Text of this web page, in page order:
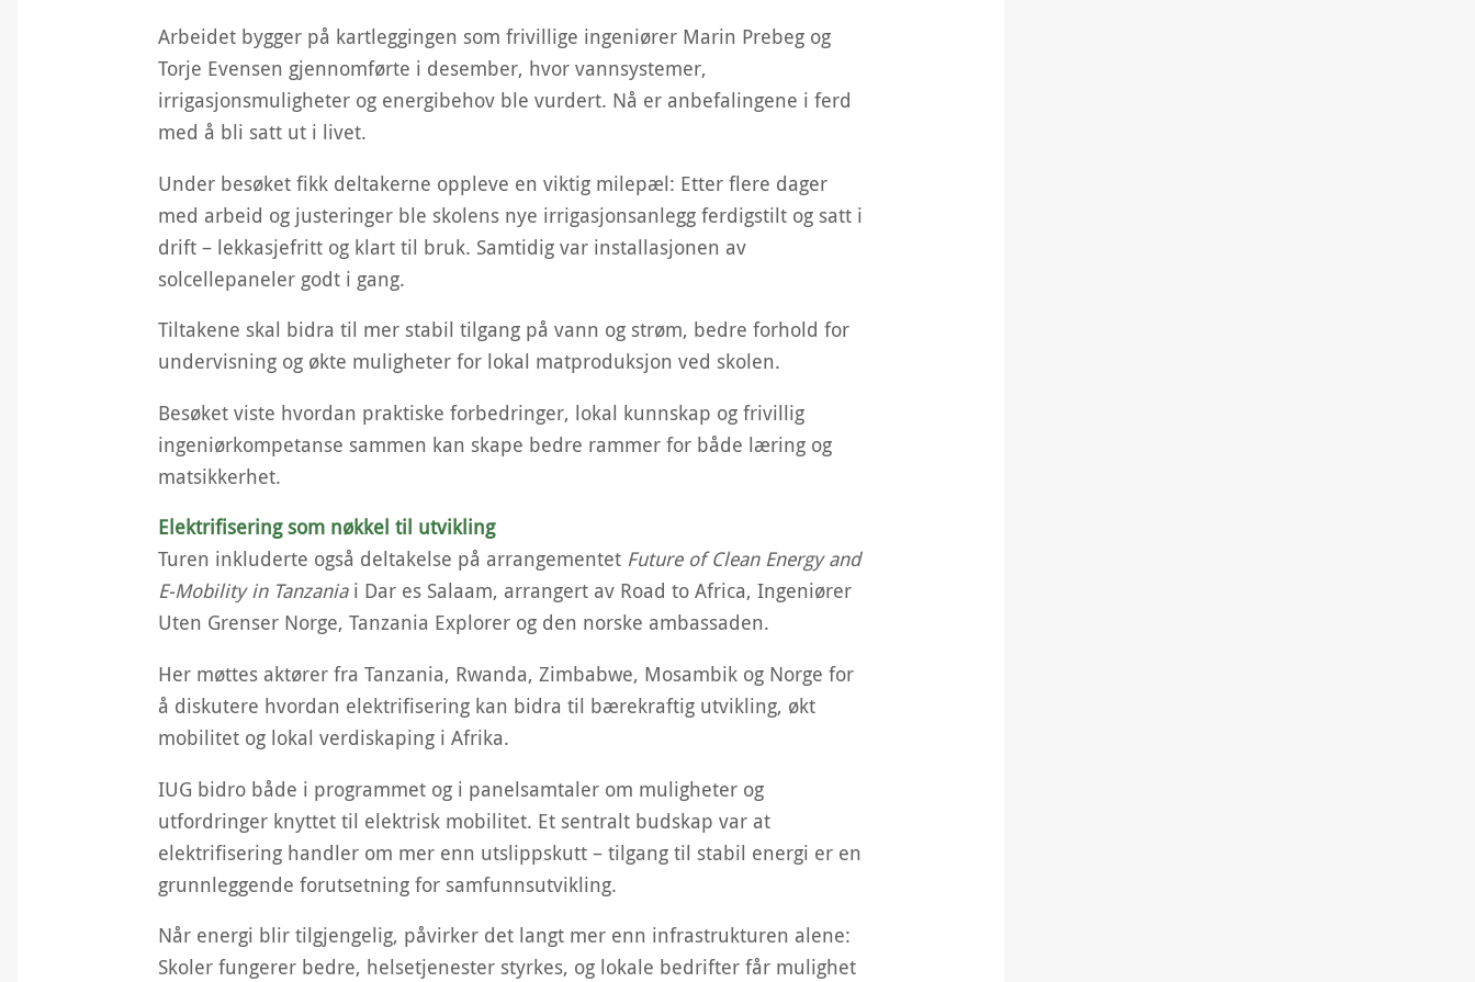
Arbeidet bygger på kartleggingen som frivillige ingeniører Marin Prebeg og
Torje Evensen gjennomførte i desember, hvor vannsystemer,
irrigasjonsmuligheter og energibehov ble vurdert. Nå er anbefalingene i ferd
med å bli satt ut i livet.
Under besøket fikk deltakerne oppleve en viktig milepæl: Etter flere dager
med arbeid og justeringer ble skolens nye irrigasjonsanlegg ferdigstilt og satt i
drift – lekkasjefritt og klart til bruk. Samtidig var installasjonen av
solcellepaneler godt i gang.
Tiltakene skal bidra til mer stabil tilgang på vann og strøm, bedre forhold for
undervisning og økte muligheter for lokal matproduksjon ved skolen.
Besøket viste hvordan praktiske forbedringer, lokal kunnskap og frivillig
ingeniørkompetanse sammen kan skape bedre rammer for både læring og
matsikkerhet.
Elektrifisering som nøkkel til utvikling
Turen inkluderte også deltakelse på arrangementet Future of Clean Energy and
E-Mobility in Tanzania i Dar es Salaam, arrangert av Road to Africa, Ingeniører
Uten Grenser Norge, Tanzania Explorer og den norske ambassaden.
Her møttes aktører fra Tanzania, Rwanda, Zimbabwe, Mosambik og Norge for
å diskutere hvordan elektrifisering kan bidra til bærekraftig utvikling, økt
mobilitet og lokal verdiskaping i Afrika.
IUG bidro både i programmet og i panelsamtaler om muligheter og
utfordringer knyttet til elektrisk mobilitet. Et sentralt budskap var at
elektrifisering handler om mer enn utslippskutt – tilgang til stabil energi er en
grunnleggende forutsetning for samfunnsutvikling.
Når energi blir tilgjengelig, påvirker det langt mer enn infrastrukturen alene:
Skoler fungerer bedre, helsetjenester styrkes, og lokale bedrifter får mulighet